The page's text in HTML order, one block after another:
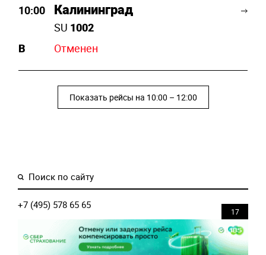
10:00 Калининград
SU 1002
B
Отменен
Показать рейсы на 10:00 – 12:00
+7 (495) 578 65 65
MAX
16